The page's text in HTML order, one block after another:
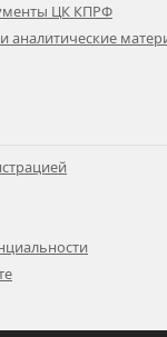
ЦК КПРФ